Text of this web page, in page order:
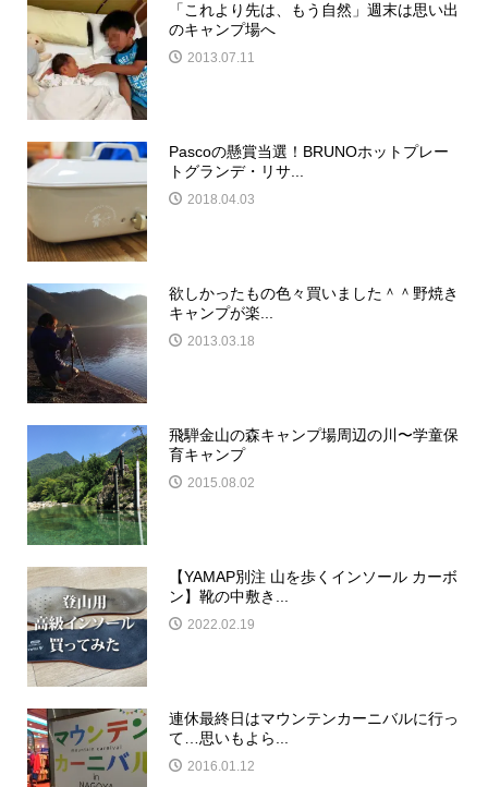
「これより先は、もう自然」週末は思い出
のキャンプ場へ
2013.07.11
Pascoの懸賞当選！BRUNOホットプレー
トグランデ・リサ...
2018.04.03
欲しかったもの色々買いました＾＾野焼き
キャンプが楽...
2013.03.18
飛騨金山の森キャンプ場周辺の川〜学童保
育キャンプ
2015.08.02
【YAMAP別注 山を歩くインソール カーボ
ン】靴の中敷き...
2022.02.19
連休最終日はマウンテンカーニバルに行っ
て…思いもよら...
2016.01.12